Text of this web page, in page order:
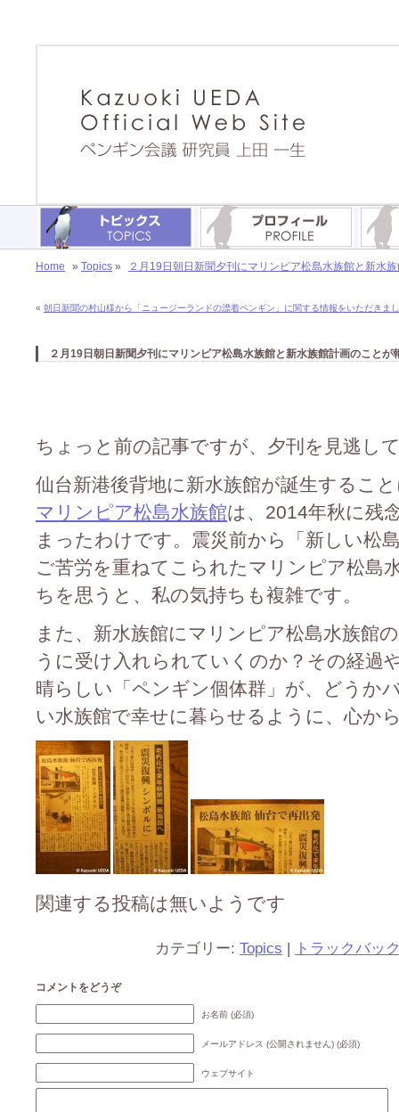
Home » Topics » ２月19日朝日新聞夕刊にマリンピア松島水族館と新水
« 朝日新聞の村山様から「ニュージーランドの漂着ペンギン」に関する情報をいただきま
２月19日朝日新聞夕刊にマリンピア松島水族館と新水族館計画のこと
ちょっと前の記事ですが、夕刊を見逃し
仙台新港後背地に新水族館が誕生するこ
マリンピア松島水族館は、2014年秋に残
まったわけです。震災前から「新しい松
ご苦労を重ねてこられたマリンピア松島
ちを思うと、私の気持ちも複雑です。
また、新水族館にマリンピア松島水族館
うに受け入れられていくのか？その経過
晴らしい「ペンギン個体群」が、どうか
い水族館で幸せに暮らせるように、心か
関連する投稿は無いようです
カテゴリー: Topics | トラックバッ
コメントをどうぞ
お名前 (必須)
メールアドレス (公開されません) (必須)
ウェブサイト